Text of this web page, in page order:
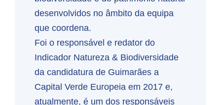
desenvolvidos no âmbito da equipa
que coordena.
Foi o responsável e redator do
Indicador Natureza & Biodiversidade
da candidatura de Guimarães a
Capital Verde Europeia em 2017 e,
atualmente, é um dos responsáveis